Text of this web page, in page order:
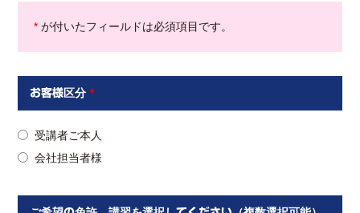
* が付いたフィールドは必須項目です。
お客様区分*
受講者ご本人
会社担当者様